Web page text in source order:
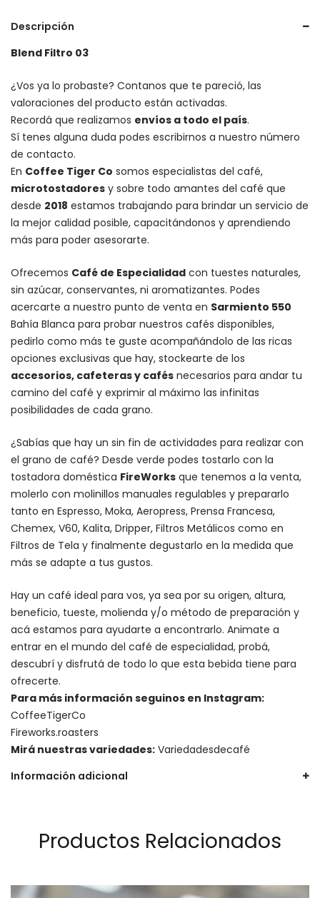
Descripción
Blend Filtro 03
¿Vos ya lo probaste? Contanos que te pareció, las
valoraciones del producto están activadas.
Recordá que realizamos envíos a todo el país.
Sí tenes alguna duda podes escribirnos a nuestro número
de contacto.
En Coffee Tiger Co somos especialistas del café,
microtostadores y sobre todo amantes del café que
desde 2018 estamos trabajando para brindar un servicio de
la mejor calidad posible, capacitándonos y aprendiendo
más para poder asesorarte.
Ofrecemos Café de Especialidad con tuestes naturales,
sin azúcar, conservantes, ni aromatizantes. Podes
acercarte a nuestro punto de venta en Sarmiento 550
Bahía Blanca para probar nuestros cafés disponibles,
pedirlo como más te guste acompañándolo de las ricas
opciones exclusivas que hay, stockearte de los
accesorios, cafeteras y cafés necesarios para andar tu
camino del café y exprimir al máximo las infinitas
posibilidades de cada grano.
¿Sabías que hay un sin fin de actividades para realizar con
el grano de café? Desde verde podes tostarlo con la
tostadora doméstica FireWorks que tenemos a la venta,
molerlo con molinillos manuales regulables y prepararlo
tanto en Espresso, Moka, Aeropress, Prensa Francesa,
Chemex, V60, Kalita, Dripper, Filtros Metálicos como en
Filtros de Tela y finalmente degustarlo en la medida que
más se adapte a tus gustos.
Hay un café ideal para vos, ya sea por su origen, altura,
beneficio, tueste, molienda y/o método de preparación y
acá estamos para ayudarte a encontrarlo. Animate a
entrar en el mundo del café de especialidad, probá,
descubrí y disfrutá de todo lo que esta bebida tiene para
ofrecerte.
Para más información seguinos en Instagram:
CoffeeTigerCo
Fireworks.roasters
Mirá nuestras variedades: Variedadesdecafé
Información adicional
Productos Relacionados